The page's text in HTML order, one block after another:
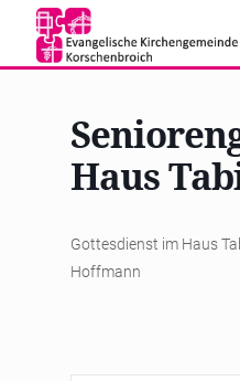
Haus
Gottesdienst im Haus
Hoffmann